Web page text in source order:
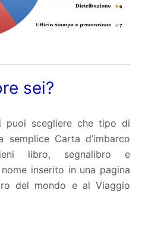
sei?
puoi scegliere che tipo di
semplice Carta d’imbarco
libro, segnalibro e
inserito in una pagina
del mondo e al Viaggio